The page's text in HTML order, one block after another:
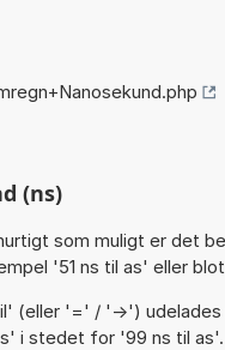
(ns)
som muligt er det
'51 ns til as' eller
'=' / '->') udelades
i stedet for '99 ns til as'.